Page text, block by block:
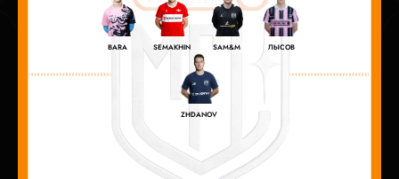
BARA SEMAKHIN SAM&M ЛЫСОВ
ZHDANOV